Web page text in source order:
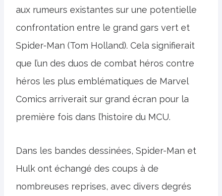
aux rumeurs existantes sur une potentielle
confrontation entre le grand gars vert et
Spider-Man (Tom Holland). Cela signifierait
que l’un des duos de combat héros contre
héros les plus emblématiques de Marvel
Comics arriverait sur grand écran pour la
première fois dans l’histoire du MCU.
Dans les bandes dessinées, Spider-Man et
Hulk ont ​​échangé des coups à de
nombreuses reprises, avec divers degrés